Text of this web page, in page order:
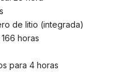
de litio (integrada)
horas
para 4 horas